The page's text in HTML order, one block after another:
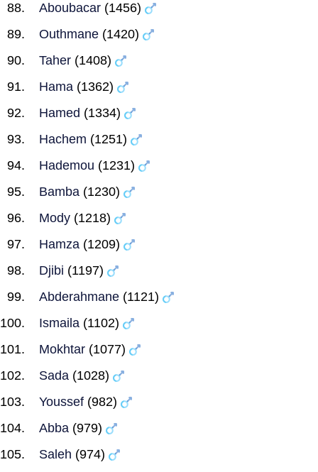
Aboubacar (1456)
Outhmane (1420)
Taher (1408)
Hama (1362)
Hamed (1334)
Hachem (1251)
Hademou (1231)
Bamba (1230)
Mody (1218)
Hamza (1209)
Djibi (1197)
Abderahmane (1121)
Ismaila (1102)
Mokhtar (1077)
Sada (1028)
Youssef (982)
Abba (979)
Saleh (974)